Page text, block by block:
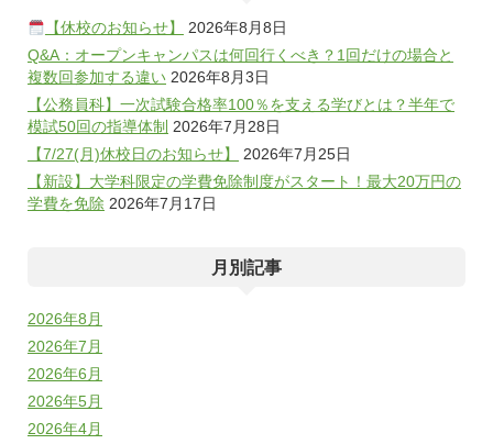
【休校のお知らせ】
2026年8月8日
Q&A：オープンキャンパスは何回行くべき？1回だけの場合と
複数回参加する違い 2026年8月3日
【公務員科】一次試験合格率100％を支える学びとは？半年で
模試50回の指導体制 2026年7月28日
【7/27(月)休校日のお知らせ】
2026年7月25日
【新設】大学科限定の学費免除制度がスタート！最大20万円の
学費を免除 2026年7月17日
月別記事
2026年8月
2026年7月
2026年6月
2026年5月
2026年4月